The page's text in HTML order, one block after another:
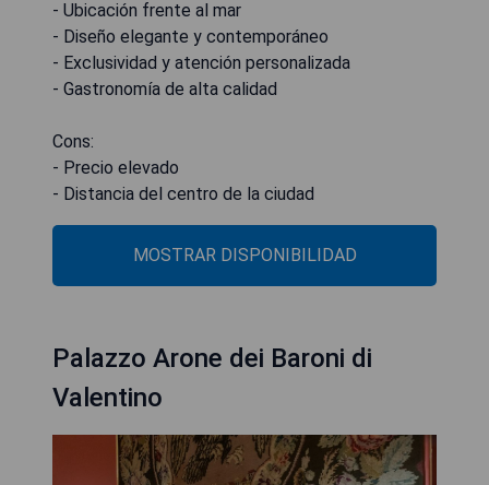
- Ubicación frente al mar
- Diseño elegante y contemporáneo
- Exclusividad y atención personalizada
- Gastronomía de alta calidad
Cons:
- Precio elevado
- Distancia del centro de la ciudad
MOSTRAR DISPONIBILIDAD
Palazzo Arone dei Baroni di
Valentino